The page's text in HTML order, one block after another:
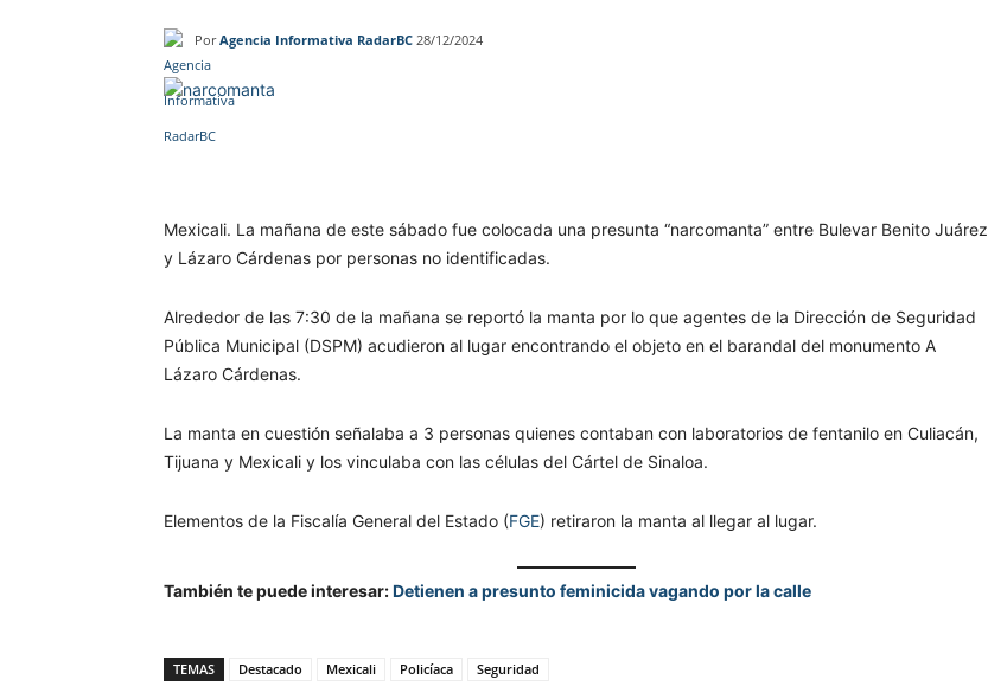
Por Agencia Informativa RadarBC 28/12/2024
Mexicali. La mañana de este sábado fue colocada una presunta “narcomanta” entre Bulevar Benito Juárez
y Lázaro Cárdenas por personas no identificadas.
Alrededor de las 7:30 de la mañana se reportó la manta por lo que agentes de la Dirección de Seguridad
Pública Municipal (DSPM) acudieron al lugar encontrando el objeto en el barandal del monumento A
Lázaro Cárdenas.
La manta en cuestión señalaba a 3 personas quienes contaban con laboratorios de fentanilo en Culiacán,
Tijuana y Mexicali y los vinculaba con las células del Cártel de Sinaloa.
Elementos de la Fiscalía General del Estado (FGE) retiraron la manta al llegar al lugar.
También te puede interesar:Detienen a presunto feminicida vagando por la calle
TEMAS Destacado Mexicali Policíaca Seguridad